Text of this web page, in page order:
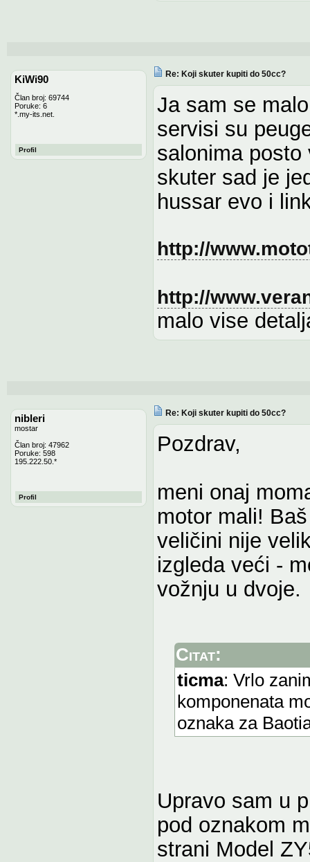
KiWi90
Član broj: 69744
Poruke: 6
*.my-its.net.
Profil
Re: Koji skuter kupiti do 50cc?
Ja sam se
servisi su
salonima posto
skuter sad je
hussar evo i
http://
http://
malo vise
nibleri
mostar
Član broj: 47962
Poruke: 598
195.222.50.*
Profil
Re: Koji skuter kupiti do 50cc?
Pozdrav,
meni onaj
motor mali!
veličini nije
izgleda veći -
vožnju u dvoje.
Citat:
ticma: Vrlo
komponenata
oznaka za
Upravo sam u
pod oznakom
strani Model